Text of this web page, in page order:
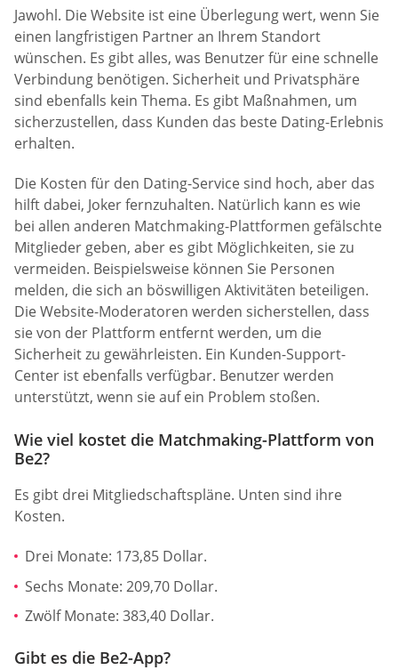
Jawohl. Die Website ist eine Überlegung wert, wenn Sie
einen langfristigen Partner an Ihrem Standort
wünschen. Es gibt alles, was Benutzer für eine schnelle
Verbindung benötigen. Sicherheit und Privatsphäre
sind ebenfalls kein Thema. Es gibt Maßnahmen, um
sicherzustellen, dass Kunden das beste Dating-Erlebnis
erhalten.
Die Kosten für den Dating-Service sind hoch, aber das
hilft dabei, Joker fernzuhalten. Natürlich kann es wie
bei allen anderen Matchmaking-Plattformen gefälschte
Mitglieder geben, aber es gibt Möglichkeiten, sie zu
vermeiden. Beispielsweise können Sie Personen
melden, die sich an böswilligen Aktivitäten beteiligen.
Die Website-Moderatoren werden sicherstellen, dass
sie von der Plattform entfernt werden, um die
Sicherheit zu gewährleisten. Ein Kunden-Support-
Center ist ebenfalls verfügbar. Benutzer werden
unterstützt, wenn sie auf ein Problem stoßen.
Wie viel kostet die Matchmaking-Plattform von
Be2?
Es gibt drei Mitgliedschaftspläne. Unten sind ihre
Kosten.
Drei Monate: 173,85 Dollar.
Sechs Monate: 209,70 Dollar.
Zwölf Monate: 383,40 Dollar.
Gibt es die Be2-App?